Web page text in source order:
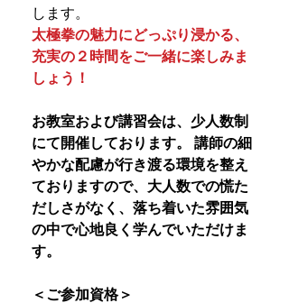
します。
太極拳の魅力にどっぷり浸かる、
充実の２時間をご一緒に楽しみま
しょう！
お教室および講習会は、少人数制
にて開催しております。 講師の細
やかな配慮が行き渡る環境を整え
ておりますので、大人数での慌た
だしさがなく、落ち着いた雰囲気
の中で心地良く学んでいただけま
す。
＜ご参加資格＞